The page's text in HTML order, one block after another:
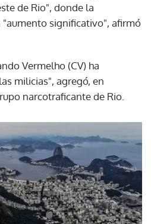
de Rio", donde la
significativo", afirmó
Vermelho (CV) ha
milicias", agregó, en
narcotraficante de Rio.